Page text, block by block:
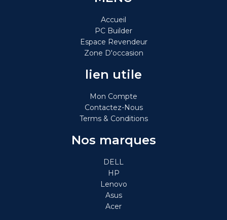
Accueil
PC Builder
Espace Revendeur
Zone D'occasion
lien utile
Mon Compte
Contactez-Nous
Terms & Conditions
Nos marques
DELL
HP
Lenovo
Asus
Acer